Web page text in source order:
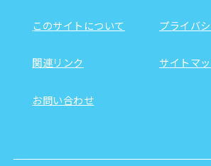
このサイトについて プライバ
関連リンク サイトマ
お問い合わせ